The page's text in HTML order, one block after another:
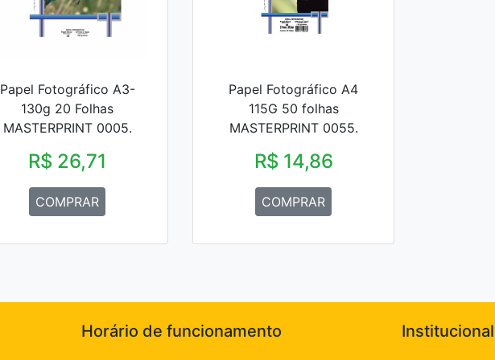
Papel Fotográfico A3-
130g 20 Folhas
MASTERPRINT 0005.
R$ 26,71
COMPRAR
Papel Fotográfico A4
115G 50 folhas
MASTERPRINT 0055.
R$ 14,86
COMPRAR
Horário de funcionamento Institucional